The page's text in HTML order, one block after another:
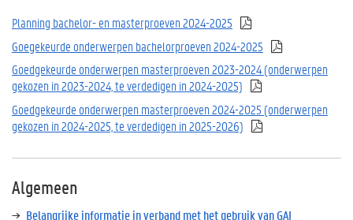
Planning bachelor- en masterproeven 2024-2025
Goegekeurde onderwerpen bachelorproeven 2024-2025
Goedgekeurde onderwerpen masterproeven 2023-2024 (onderwerpen
gekozen in 2023-2024, te verdedigen in 2024-2025)
Goedgekeurde onderwerpen masterproeven 2024-2025 (onderwerpen
gekozen in 2024-2025, te verdedigen in 2025-2026)
Algemeen
Belangrijke informatie in verband met het gebruik van GAI